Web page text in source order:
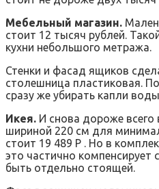
Мебельный магазин.
стоит 12 тысяч рублей.
кухни небольшого метража.
Стенки и фасад ящиков
столешница пластиковая.
сразу же убирать капли
Икея. И снова дороже всего
шириной 220 см для
стоит 19 489 Р . Но в
это частично
быть отдельно стоящей.